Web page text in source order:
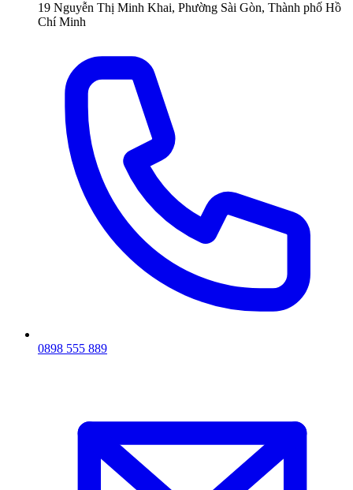
19 Nguyễn Thị Minh Khai, Phường Sài Gòn, Thành phố Hồ
Chí Minh
0898 555 889